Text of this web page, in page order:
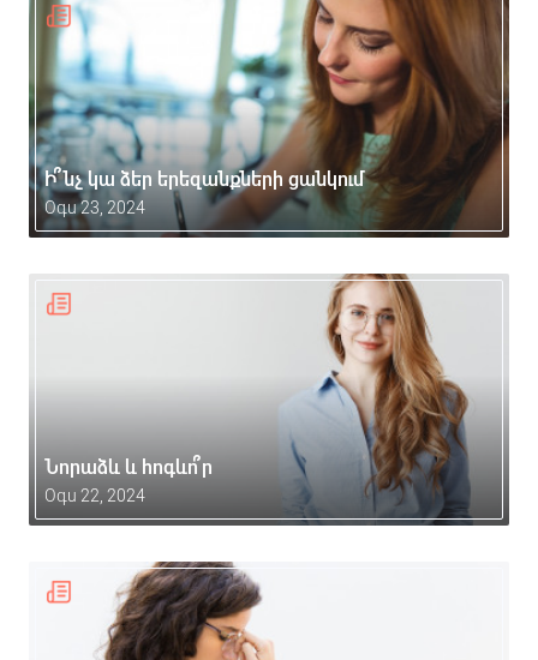
Ի՞նչ կա ձեր երեզանքների ցանկում
Օգս 23, 2024
Նորաձև և հոգևո՞ր
Օգս 22, 2024